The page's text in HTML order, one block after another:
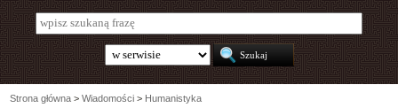
Strona główna > Wiadomości > Humanistyka